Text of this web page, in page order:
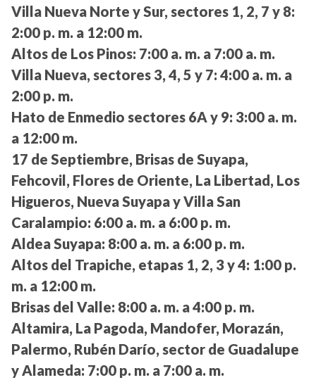
Villa Nueva Norte y Sur, sectores 1, 2, 7 y 8:
2:00 p. m. a 12:00 m.
Altos de Los Pinos: 7:00 a. m. a 7:00 a. m.
Villa Nueva, sectores 3, 4, 5 y 7: 4:00 a. m. a
2:00 p. m.
Hato de Enmedio sectores 6A y 9: 3:00 a. m.
a 12:00 m.
17 de Septiembre, Brisas de Suyapa,
Fehcovil, Flores de Oriente, La Libertad, Los
Higueros, Nueva Suyapa y Villa San
Caralampio: 6:00 a. m. a 6:00 p. m.
Aldea Suyapa: 8:00 a. m. a 6:00 p. m.
Altos del Trapiche, etapas 1, 2, 3 y 4: 1:00 p.
m. a 12:00 m.
Brisas del Valle: 8:00 a. m. a 4:00 p. m.
Altamira, La Pagoda, Mandofer, Morazán,
Palermo, Rubén Darío, sector de Guadalupe
y Alameda: 7:00 p. m. a 7:00 a. m.